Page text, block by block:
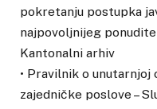
pokretanju postupka
najpovoljnijeg
Kantonalni arhiv
• Pravilnik o
zajedničke poslove –